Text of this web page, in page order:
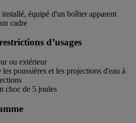
équipé d'un boîtier apparent
cadre
d’usages
ou extérieur
poussières et les projections d'eau à
choc de 5 joules